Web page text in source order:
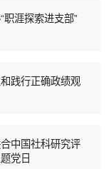
职涯探索进支部”
践行正确政绩观
中国社科研究评
党日